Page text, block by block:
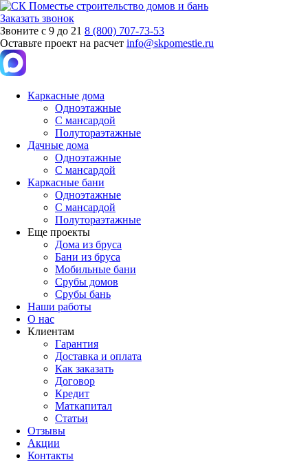
Заказать звонок
Звоните с 9 до 21 8 (800) 707-73-53
Оставьте проект на расчет info@skpomestie.ru
Каркасные дома
Одноэтажные
С мансардой
Полутораэтажные
Дачные дома
Одноэтажные
С мансардой
Каркасные бани
Одноэтажные
С мансардой
Полутораэтажные
Еще проекты
Дома из бруса
Бани из бруса
Мобильные бани
Срубы домов
Срубы бань
Наши работы
О нас
Клиентам
Гарантия
Доставка и оплата
Как заказать
Договор
Кредит
Маткапитал
Статьи
Отзывы
Акции
Контакты